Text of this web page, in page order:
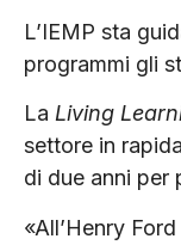
L’IEMP sta
programmi gli
La Living
settore in
di due anni per
«All’Henry